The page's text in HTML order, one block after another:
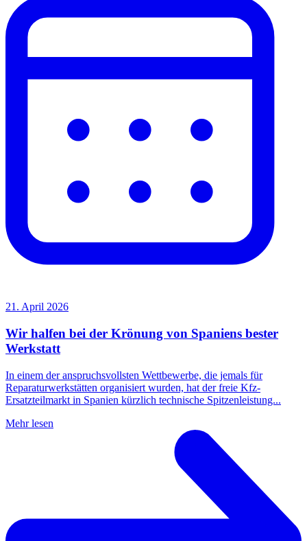
21. April 2026
Wir halfen bei der Krönung von Spaniens bester
Werkstatt
In einem der anspruchsvollsten Wettbewerbe, die jemals für
Reparaturwerkstätten organisiert wurden, hat der freie Kfz-
Ersatzteilmarkt in Spanien kürzlich technische Spitzenleistung...
Mehr lesen